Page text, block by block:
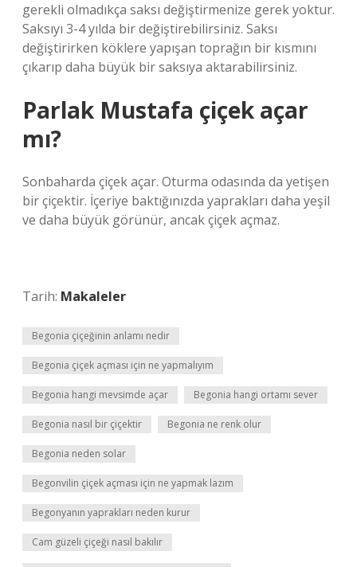
gerekli olmadıkça saksı değiştirmenize gerek yoktur.
Saksıyı 3-4 yılda bir değiştirebilirsiniz. Saksı
değiştirirken köklere yapışan toprağın bir kısmını
çıkarıp daha büyük bir saksıya aktarabilirsiniz.
Parlak Mustafa çiçek açar
mı?
Sonbaharda çiçek açar. Oturma odasında da yetişen
bir çiçektir. İçeriye baktığınızda yaprakları daha yeşil
ve daha büyük görünür, ancak çiçek açmaz.
Tarih: Makaleler
Begonia çiçeğinin anlamı nedir
Begonia çiçek açması için ne yapmalıyım
Begonia hangi mevsimde açar Begonia hangi ortamı sever
Begonia nasıl bir çiçektir Begonia ne renk olur
Begonia neden solar
Begonvilin çiçek açması için ne yapmak lazım
Begonyanın yaprakları neden kurur
Cam güzeli çiçeği nasıl bakılır